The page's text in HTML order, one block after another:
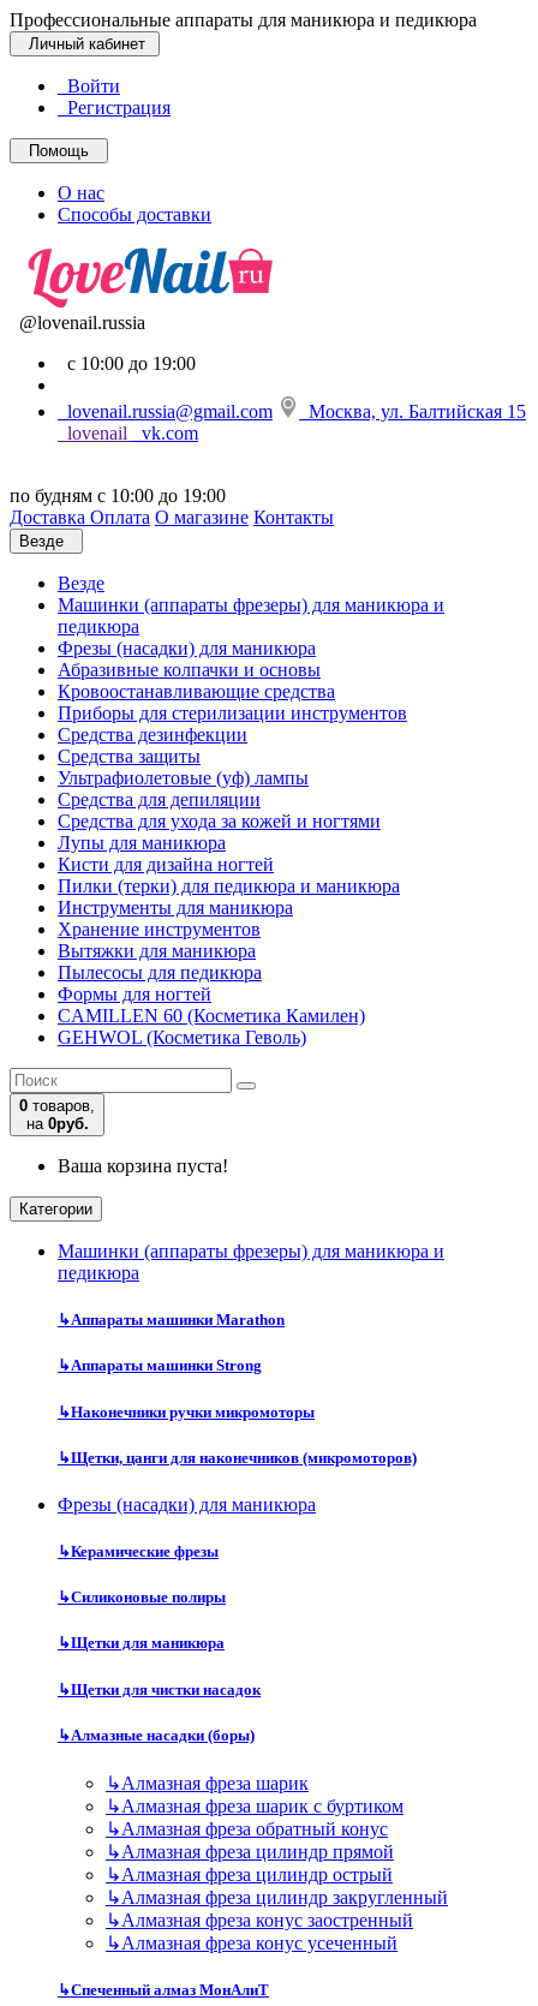
Профессиональные аппараты для маникюра и педикюра
Личный кабинет
Войти
Регистрация
Помощь
О нас
Способы доставки
@lovenail.russia
с 10:00 до 19:00
lovenail.russia@gmail.com
Москва, ул. Балтийская 15
lovenail
vk.com
по будням с 10:00 до 19:00
Доставка Оплата О магазине Контакты
Везде
Везде
Машинки (аппараты фрезеры) для маникюра и
педикюра
Фрезы (насадки) для маникюра
Абразивные колпачки и основы
Кровоостанавливающие средства
Приборы для стерилизации инструментов
Средства дезинфекции
Средства защиты
Ультрафиолетовые (уф) лампы
Средства для депиляции
Средства для ухода за кожей и ногтями
Лупы для маникюра
Кисти для дизайна ногтей
Пилки (терки) для педикюра и маникюра
Инструменты для маникюра
Хранение инструментов
Вытяжки для маникюра
Пылесосы для педикюра
Формы для ногтей
CAMILLEN 60 (Косметика Камилен)
GEHWOL (Косметика Геволь)
0 товаров,
на 0руб.
Ваша корзина пуста!
Категории
Машинки (аппараты фрезеры) для маникюра и
педикюра
↳Аппараты машинки Marathon
↳Аппараты машинки Strong
↳Наконечники ручки микромоторы
↳Щетки, цанги для наконечников (микромоторов)
Фрезы (насадки) для маникюра
↳Керамические фрезы
↳Силиконовые полиры
↳Щетки для маникюра
↳Щетки для чистки насадок
↳Алмазные насадки (боры)
↳Алмазная фреза шарик
↳Алмазная фреза шарик с буртиком
↳Алмазная фреза обратный конус
↳Алмазная фреза цилиндр прямой
↳Алмазная фреза цилиндр острый
↳Алмазная фреза цилиндр закругленный
↳Алмазная фреза конус заостренный
↳Алмазная фреза конус усеченный
↳Спеченный алмаз МонАлиТ